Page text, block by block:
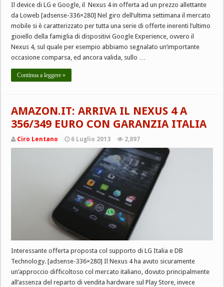
Il device di LG e Google, il Nexus 4 in offerta ad un prezzo allettante
da Loweb [adsense-336×280] Nel giro dell’ultima settimana il mercato
mobile si è caratterizzato per tutta una serie di offerte inerenti l’ultimo
gioiello della famiglia di dispositivi Google Experience, ovvero il
Nexus 4, sul quale per esempio abbiamo segnalato un’importante
occasione comparsa, ed ancora valida, sullo …
Continua a leggere »
AMAZON.IT: ARRIVA IL NEXUS 4 A
356/349 EURO CON GARANZIA ITALIA
Ciro Lentano 6 Luglio 2013 2,897
Interessante offerta proposta col supporto di LG Italia e DB
Technology. [adsense-336×280] Il Nexus 4 ha avuto sicuramente
un’approccio difficoltoso col mercato italiano, dovuto principalmente
all’assenza del reparto di vendita hardware sul Play Store, invece